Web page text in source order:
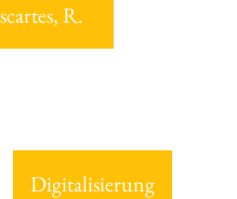
R.
Digitalisierung